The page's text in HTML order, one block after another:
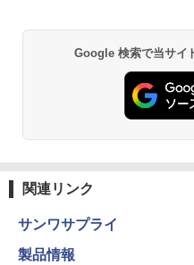
Google 検索で当サイ
関連リンク
サンワサプライ
製品情報